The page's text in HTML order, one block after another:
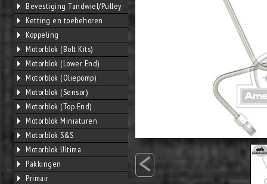
Bevestiging Tandwiel/Pulley
Ketting en toebehoren
Koppeling
Motorblok (Bolt Kits)
Motorblok (Lower End)
Motorblok (Oliepomp)
Motorblok (Sensor)
Motorblok (Top End)
Motorblok Miniaturen
Motorblok S&S
Motorblok Ultima
Pakkingen
Primair
<